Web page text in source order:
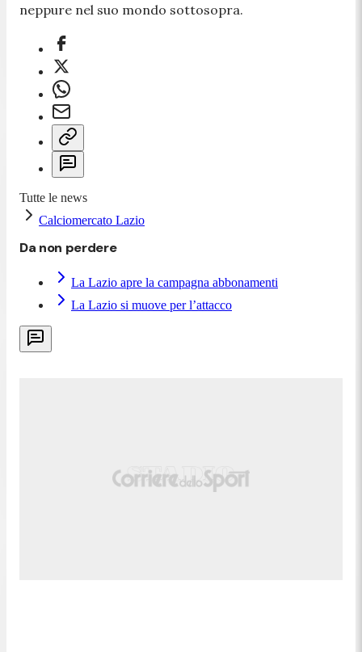
neppure nel suo mondo sottosopra.
Tutte le news
Calciomercato Lazio
Da non perdere
La Lazio apre la campagna abbonamenti
La Lazio si muove per l’attacco